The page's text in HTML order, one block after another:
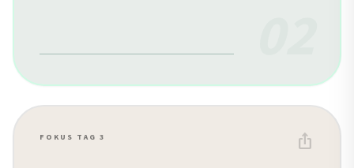
FOKUS TAG 3 ios_share